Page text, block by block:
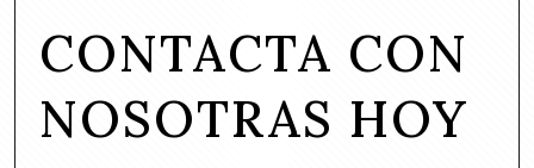
CONTACTA CON
NOSOTRAS HOY